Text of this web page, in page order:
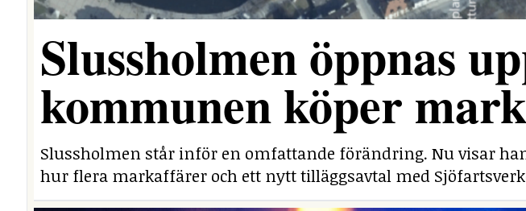
Slussholmen öppnas
kommunen köper
Slussholmen står inför en omfattande förändring. Nu visar
hur flera markaffärer och ett nytt tilläggsavtal med